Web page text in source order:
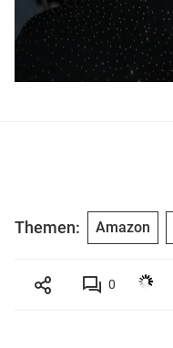
Themen: Amazon
0